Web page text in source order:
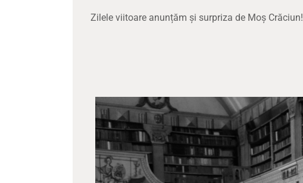
Zilele viitoare anunțăm și surpriza de Moș Crăciun!